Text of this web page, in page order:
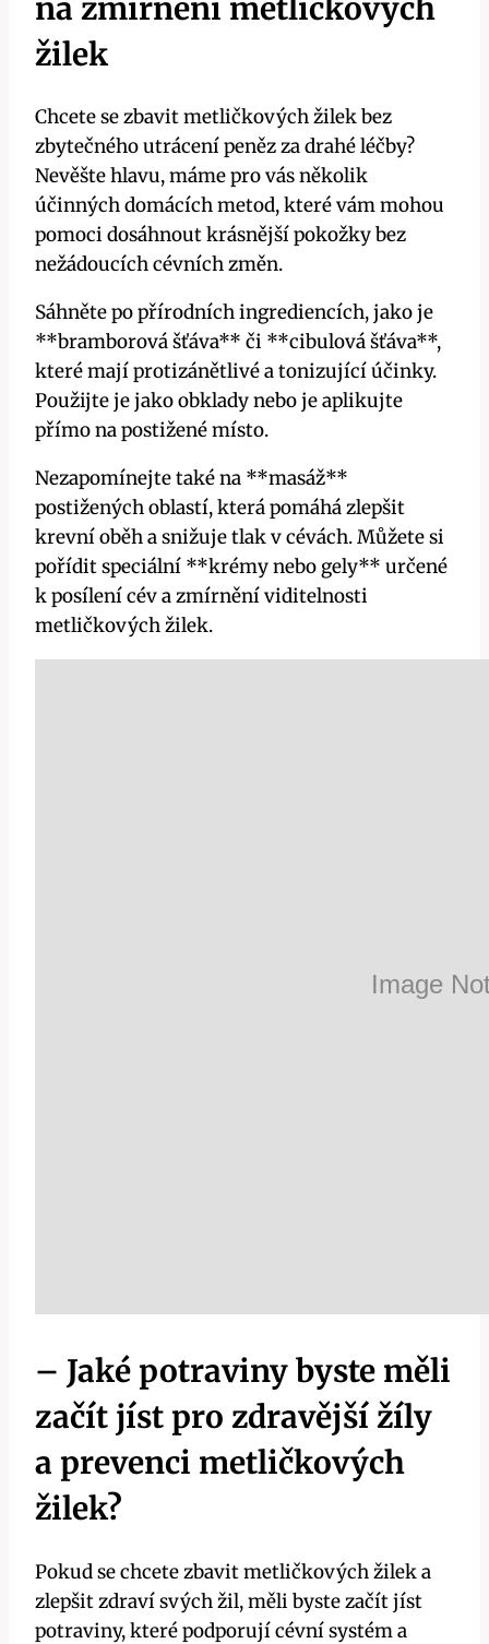
na zmírnění metličkových
žilek
Chcete se zbavit metličkových žilek bez
zbytečného utrácení peněz za drahé léčby?‍
Nevěšte hlavu, máme pro​ vás několik
účinných domácích metod, které⁢ vám mohou
pomoci dosáhnout krásnější pokožky bez
nežádoucích cévních změn.
Sáhněte po⁤ přírodních ingrediencích, jako je
**bramborová šťáva** či **cibulová šťáva**,
které‍ mají protizánětlivé a tonizující účinky.
Použijte je jako obklady nebo je aplikujte
přímo na ‍postižené místo.
Nezapomínejte‌ také na **masáž**
postižených oblastí, která pomáhá ​zlepšit
krevní ⁣oběh a snižuje tlak v cévách. Můžete si
pořídit ‍speciální‌ **krémy nebo gely** určené‍
k posílení cév a zmírnění viditelnosti
metličkových⁣ žilek.
– Jaké potraviny byste měli
začít jíst pro ‍zdravější žíly
a prevenci ⁣metličkových
žilek?
Pokud se chcete zbavit metličkových žilek a
zlepšit zdraví svých žil, měli byste⁤ začít jíst
potraviny, které podporují cévní systém a